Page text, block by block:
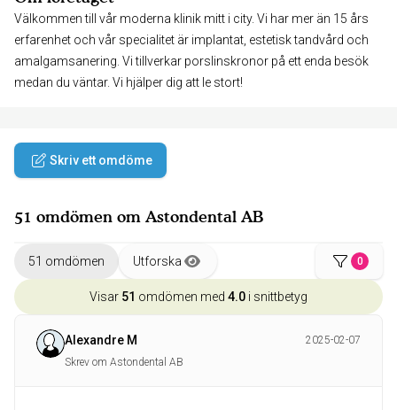
Välkommen till vår moderna klinik mitt i city. Vi har mer än 15 års
erfarenhet och vår specialitet är implantat, estetisk tandvård och
amalgamsanering. Vi tillverkar porslinskronor på ett enda besök
medan du väntar. Vi hjälper dig att le stort!
Skriv ett omdöme
51 omdömen om Astondental AB
51 omdömen Utforska 0
Visar 51 omdömen med 4.0 i snittbetyg
Alexandre M
2025-02-07
Skrev om Astondental AB